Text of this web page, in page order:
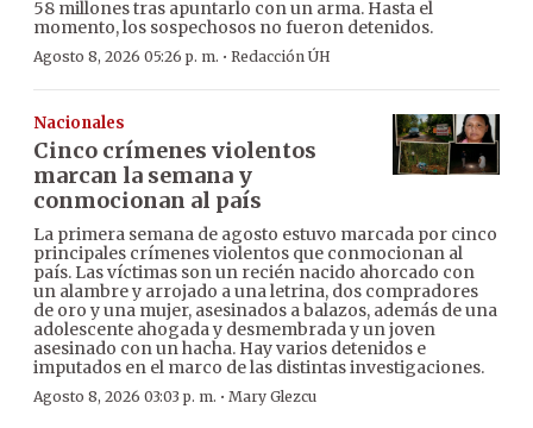
58 millones tras apuntarlo con un arma. Hasta el
momento, los sospechosos no fueron detenidos.
Agosto 8, 2026 05:26 p. m. · Redacción ÚH
Nacionales
Cinco crímenes violentos
marcan la semana y
conmocionan al país
La primera semana de agosto estuvo marcada por cinco
principales crímenes violentos que conmocionan al
país. Las víctimas son un recién nacido ahorcado con
un alambre y arrojado a una letrina, dos compradores
de oro y una mujer, asesinados a balazos, además de una
adolescente ahogada y desmembrada y un joven
asesinado con un hacha. Hay varios detenidos e
imputados en el marco de las distintas investigaciones.
Agosto 8, 2026 03:03 p. m. · Mary Glezcu